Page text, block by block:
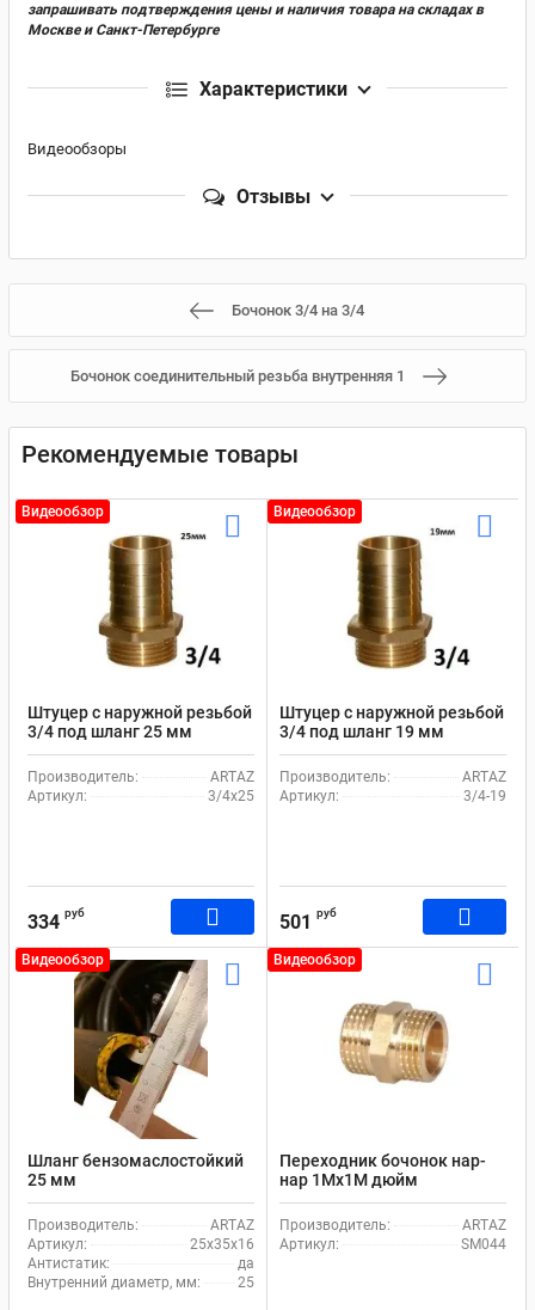
запрашивать подтверждения цены и наличия товара на складах в
Москве и Санкт-Петербурге
Характеристики
Видеообзоры
Отзывы
Бочонок 3/4 на 3/4
Бочонок соединительный резьба внутренняя 1
Рекомендуемые товары
Видеообзор
Штуцер с наружной резьбой
3/4 под шланг 25 мм
Производитель:
ARTAZ
Артикул:
3/4х25
334 руб
Видеообзор
Штуцер с наружной резьбой
3/4 под шланг 19 мм
Производитель:
ARTAZ
Артикул:
3/4-19
501 руб
Видеообзор
Шланг бензомаслостойкий
25 мм
Производитель:
ARTAZ
Артикул:
25х35х16
Антистатик:
да
Внутренний диаметр, мм:
25
Видеообзор
Переходник бочонок нар-
нар 1Mx1M дюйм
Производитель:
ARTAZ
Артикул:
SM044